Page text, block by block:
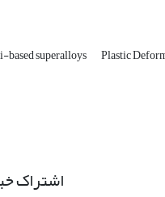
based superalloys Plastic
اشتراک